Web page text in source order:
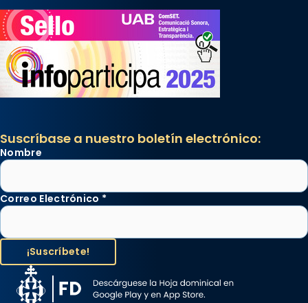
Suscríbase a nuestro boletín electrónico:
Nombre
Correo Electrónico *